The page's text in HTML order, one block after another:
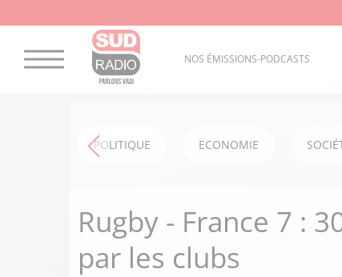
NOS ÉMISSIONS-PODCASTS
POLITIQUE ECONOMIE
Rugby - France 7 :
par les clubs